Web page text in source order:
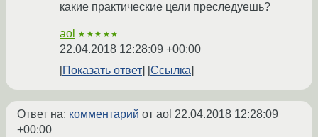
какие практические цели преследуешь?
aol ★★★★★
22.04.2018 12:28:09 +00:00
Показать ответ
Ссылка
Ответ на: комментарий от aol 22.04.2018 12:28:09
+00:00